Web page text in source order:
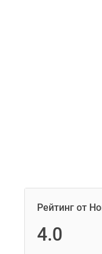
Рейтинг от
4.0